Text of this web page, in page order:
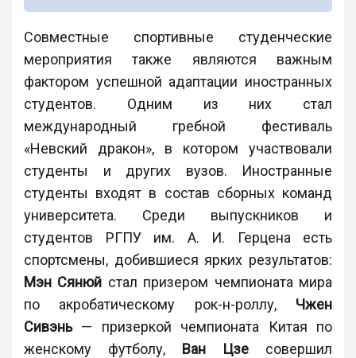
Совместные спортивные студенческие
мероприятия также являются важным
фактором успешной адаптации иностранных
студентов. Одним из них стал
международный гребной фестиваль
«Невский дракон», в котором участвовали
студенты и других вузов. Иностранные
студенты входят в состав сборных команд
университета. Среди выпускников и
студентов РГПУ им. А. И. Герцена есть
спортсмены, добившиеся ярких результатов:
Мэн Сянюй стал призером чемпионата мира
по акробатическому рок-н-роллу, Чжен
Сивэнь— призеркой чемпионата Китая по
женскому футболу, Ван Цзе совершил